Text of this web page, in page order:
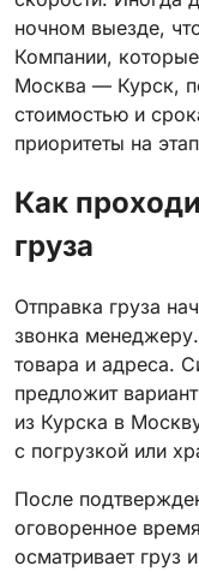
ночном выезде,
Компании,
Москва — Курск,
стоимостью и
приоритеты на
Как
груза
Отправка груза
звонка
товара и адреса.
предложит
из Курска в
с погрузкой или
После
оговоренное
осматривает груз